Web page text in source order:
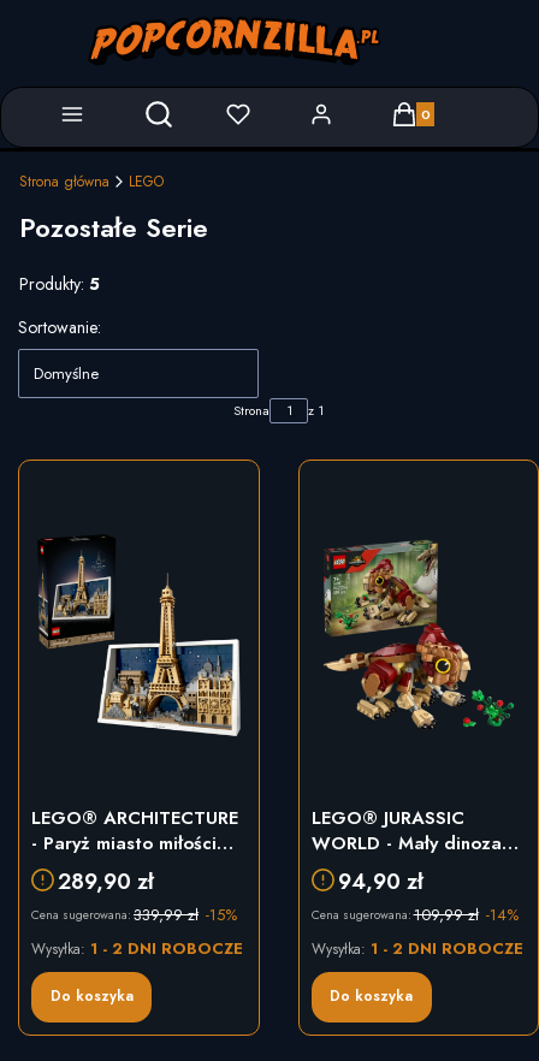
Otwórz wyszukiwarkę Produkty w
Strona główna LEGO
Pozostałe Serie
Produkty: 5
Lista produktów
Sortowanie:
Domyślne
Strona z 1
LEGO® ARCHITECTURE
- Paryż miasto miłości
(21064)
289,90 zł
Cena sugerowana: 339,99 zł -15%
Do koszyka
Wysyłka: 1 - 2 DNI ROBOCZE
LEGO® JURASSIC
WORLD - Mały dinozaur
Dolores (76970)
94,90 zł
Cena sugerowana:109,99 zł -14%
Do koszyka
Wysyłka: 1 - 2 DNI ROBOCZE